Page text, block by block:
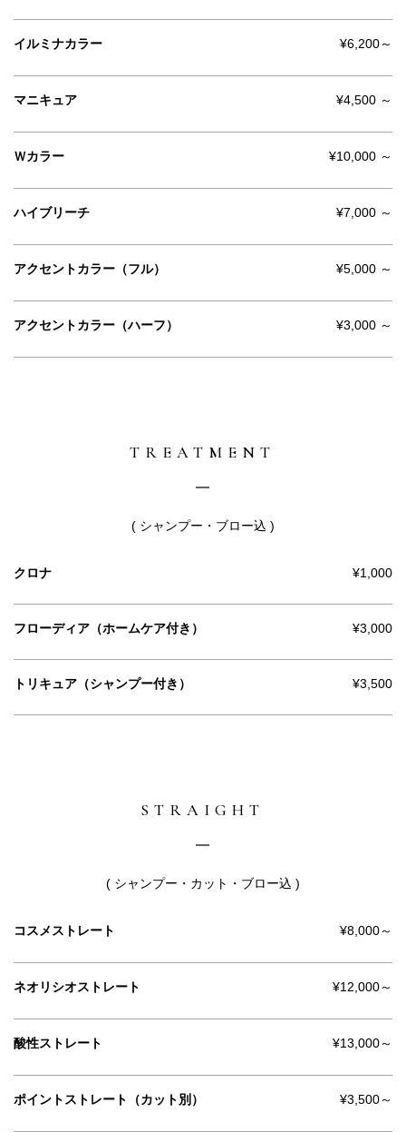
イルミナカラー ¥6,200～
マニキュア ¥4,500 ～
Ｗカラー ¥10,000 ～
ハイブリーチ ¥7,000 ～
アクセントカラー（フル） ¥5,000 ～
アクセントカラー（ハーフ） ¥3,000 ～
TREATMENT
( シャンプー・ブロー込 )
クロナ ¥1,000
フローディア（ホームケア付き） ¥3,000
トリキュア（シャンプー付き） ¥3,500
STRAIGHT
( シャンプー・カット・ブロー込 )
コスメストレート ¥8,000～
ネオリシオストレート ¥12,000～
酸性ストレート ¥13,000～
ポイントストレート（カット別） ¥3,500～